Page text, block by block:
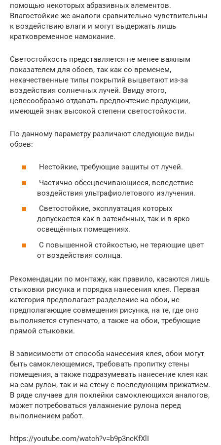
помощью некоторых абразивных элементов.
Влагостойкие же аналоги сравнительно чувствительны
к воздействию влаги и могут выдержать лишь
кратковременное намокание.
Светостойкость представляется не менее важным
показателем для обоев, так как со временем,
некачественные типы покрытий выцветают из-за
воздействия солнечных лучей. Ввиду этого,
целесообразно отдавать предпочтение продукции,
имеющей знак высокой степени светостойкости.
По данному параметру различают следующие виды
обоев:
Нестойкие, требующие защиты от лучей.
Частично обесцвечивающиеся, вследствие
воздействия ультрафиолетового излучения.
Светостойкие, эксплуатация которых
допускается как в затенённых, так и в ярко
освещённых помещениях.
С повышенной стойкостью, не теряющие цвет
от воздействия солнца.
Рекомендации по монтажу, как правило, касаются лишь
стыковки рисунка и порядка нанесения клея. Первая
категория предполагает разделение на обои, не
предполагающие совмещения рисунка, на те, где оно
выполняется ступенчато, а также на обои, требующие
прямой стыковки.
В зависимости от способа нанесения клея, обои могут
быть самоклеющемися, требовать пропитку стены
помещения, а также подразумевать нанесение клея как
на сам рулон, так и на стену с последующим прижатием.
В ряде случаев для поклейки самоклеющихся аналогов,
может потребоваться увлажнение рулона перед
выполнением работ.
https://youtube.com/watch?v=b9p3ncKfXlI